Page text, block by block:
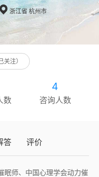
浙江省 杭州市
注）
数
4
咨询人数
答 评价
眠师、中国心理学会动力催